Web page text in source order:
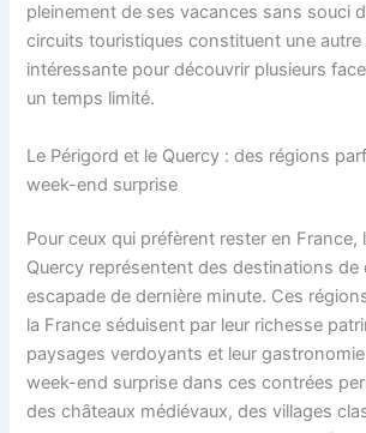
pleinement de ses vacances sans souci
circuits touristiques constituent une
intéressante pour découvrir plusieurs
un temps limité.
Le Périgord et le Quercy : des régions
week-end surprise
Pour ceux qui préfèrent rester en France,
Quercy représentent des destinations de
escapade de dernière minute. Ces
la France séduisent par leur richesse
paysages verdoyants et leur
week-end surprise dans ces contrées
des châteaux médiévaux, des villages